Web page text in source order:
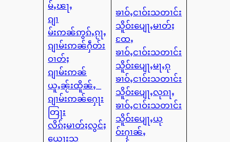
မ်ႇၽႃႇ
ၵျၢ
မ်းဢၼ်ဢွၵ်ႇၵႂႃႇ
ၵျၢမ်းဢၼ်ႁဵတ်း
ဝၢတ်ႈ
ၵျၢမ်းဢၼ်
ယူႇၼႂ်းထိူၼ်ႇ
ၵျၢမ်းဢၼ်ႁေႃး
တြႃး
လိၵ်ႈမၢတ်ႈလွင်ႈ
ယေႃးသု
ၶၢဝ်ႇငၢဝ်းသတၢင်း
သိူဝ်းပျေႃႇမၢတ်ႈ
ထႄႇ
ၶၢဝ်ႇငၢဝ်းသတၢင်း
သိူဝ်းပျေႃႇမႃႇၵု
ၶၢဝ်ႇငၢဝ်းသတၢင်း
သိူဝ်းပျေႃႇလုၵႃႇ
ၶၢဝ်ႇငၢဝ်းသတၢင်း
သိူဝ်းပျေႃႇယု
ဝ်းႁၢၼ်ႇ